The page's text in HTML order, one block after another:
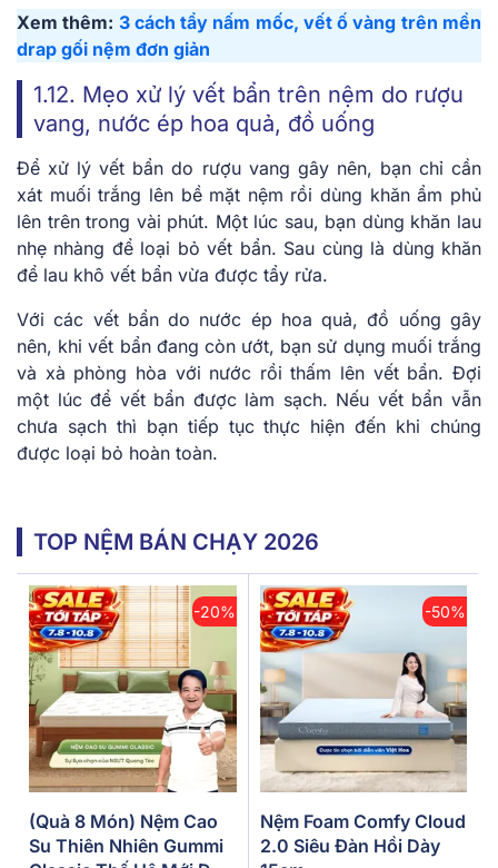
Xem thêm: 3 cách tẩy nấm mốc, vết ố vàng trên mền
drap gối nệm đơn giản
1.12. Mẹo xử lý vết bẩn trên nệm do rượu
vang, nước ép hoa quả, đồ uống
Để xử lý vết bẩn do rượu vang gây nên, bạn chỉ cần
xát muối trắng lên bề mặt nệm rồi dùng khăn ẩm phủ
lên trên trong vài phút. Một lúc sau, bạn dùng khăn lau
nhẹ nhàng để loại bỏ vết bẩn. Sau cùng là dùng khăn
để lau khô vết bẩn vừa được tẩy rửa.
Với các vết bẩn do nước ép hoa quả, đồ uống gây
nên, khi vết bẩn đang còn ướt, bạn sử dụng muối trắng
và xà phòng hòa với nước rồi thấm lên vết bẩn. Đợi
một lúc để vết bẩn được làm sạch. Nếu vết bẩn vẫn
chưa sạch thì bạn tiếp tục thực hiện đến khi chúng
được loại bỏ hoàn toàn.
TOP NỆM BÁN CHẠY 2026
-20%
(Quà 8 Món) Nệm Cao
Su Thiên Nhiên Gummi
-50%
Nệm Foam Comfy Cloud
2.0 Siêu Đàn Hồi Dày